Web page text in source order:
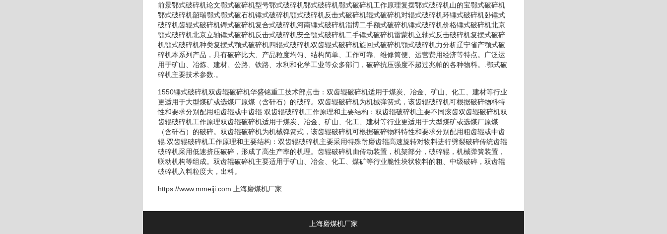
前景鄂式破碎机论文鄂式破碎机型号鄂式破碎机鄂式破碎机鄂式破碎机工作原理复摆鄂式破碎机山的宝鄂式破碎机
鄂式破碎机韶瑞鄂式鄂式破石机锤式破碎机颚式破碎机反击式破碎机辊式破碎机对辊式破碎机环锤式破碎机卧锤式
破碎机齿辊式破碎机锷式破碎机复合式破碎机河南锤式破碎机淄博二手额式破碎机锤式破碎机价格锤式破碎机北京
颚式破碎机北京立轴锤式破碎机反击式破碎机安全颚式破碎机二手锤式破碎机雷蒙机立轴式反击破碎机复摆式破碎
机颚式破碎机种类复摆式颚式破碎机四辊式破碎机双齿辊式破碎机旋回式破碎机颚式破碎机力分析辽宁省产颚式破
碎机本系列产品，具有破碎比大、产品粒度均匀、结构简单、工作可靠、维修简便、运营费用经济等特点。广泛运
用于矿山、冶炼、建材、公路、铁路、水利和化学工业等众多部门，破碎抗压强度不超过兆帕的各种物料。.鄂式破
碎机主要技术参数.。
1550锤式破碎机双齿辊破碎机华盛铭重工技术部点击：双齿辊破碎机适用于煤炭、冶金、矿山、化工、建材等行业
更适用于大型煤矿或选煤厂原煤（含矸石）的破碎。双齿辊破碎机为机械弹簧式，该齿辊破碎机可根据破碎物料特
性和要求分别配用粗齿辊或中齿辊.双齿辊破碎机工作原理和主要结构：双齿辊破碎机主要不同滚齿双齿辊破碎机双
齿辊破碎机工作原理双齿辊破碎机适用于煤炭、冶金、矿山、化工、建材等行业更适用于大型煤矿或选煤厂原煤
（含矸石）的破碎。双齿辊破碎机为机械弹簧式，该齿辊破碎机可根据破碎物料特性和要求分别配用粗齿辊或中齿
辊.双齿辊破碎机工作原理和主要结构：双齿辊破碎机主要采用特殊耐磨齿辊高速旋转对物料进行劈裂破碎传统齿辊
破碎机采用低速挤压破碎，形成了高生产率的机理。齿辊破碎机由传动装置，机架部分，破碎辊，机械弹簧装置，
联动机构等组成。双齿辊破碎机主要适用于矿山、冶金、化工、煤矿等行业脆性块状物料的粗、中级破碎，双齿辊
破碎机入料粒度大，出料。
https://www.mmeiji.com 上海磨煤机厂家
上海磨煤机厂家